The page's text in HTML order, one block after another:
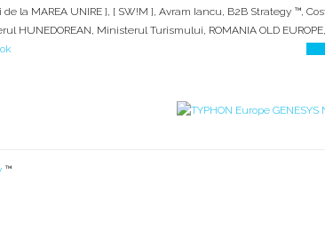
de la MAREA UNIRE ] [ SW!M ] Avram Iancu B2B Strategy ™
HUNEDOREAN Ministerul Turismului ROMANIA OLD EUROPE
™